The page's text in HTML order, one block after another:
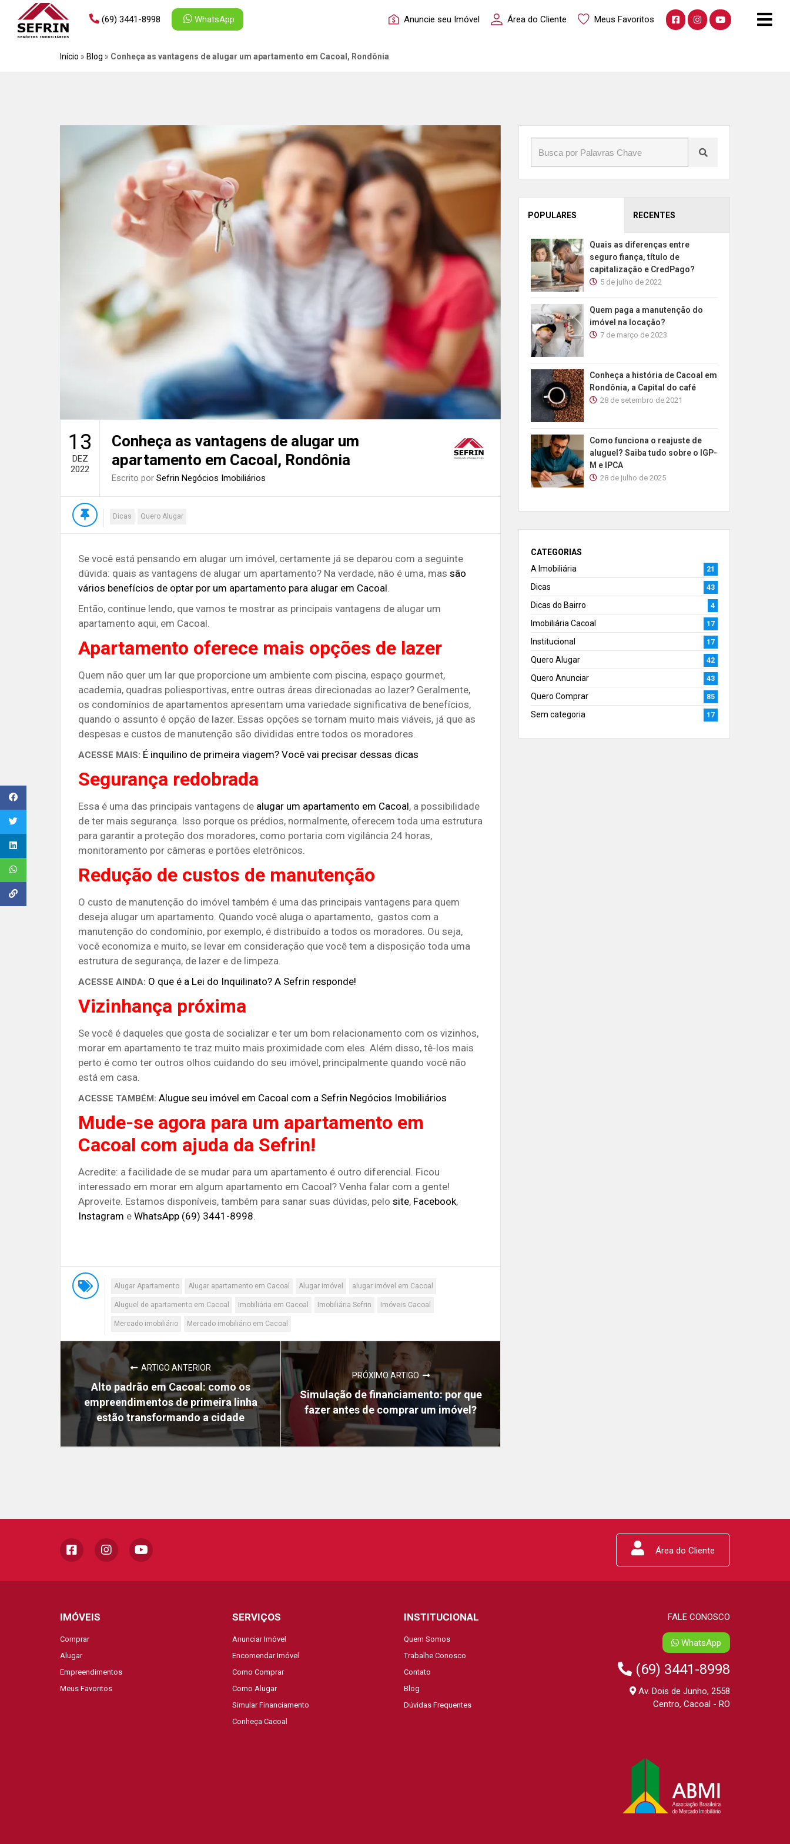
(69) 3441-8998 WhatsApp Anuncie seu Imóvel Área do Cliente Meus Favoritos
Início » Blog » Conheça as vantagens de alugar um apartamento em Cacoal, Rondônia
13
DEZ
2022
Conheça as vantagens de alugar um
apartamento em Cacoal, Rondônia
Escrito por Sefrin Negócios Imobiliários
Dicas Quero Alugar
Se você está pensando em alugar um imóvel, certamente já se deparou com a seguinte
dúvida: quais as vantagens de alugar um apartamento? Na verdade, não é uma, mas são
vários benefícios de optar por um apartamento para alugar em Cacoal.
Então, continue lendo, que vamos te mostrar as principais vantagens de alugar um
apartamento aqui, em Cacoal.
Apartamento oferece mais opções de lazer
Quem não quer um lar que proporcione um ambiente com piscina, espaço gourmet,
academia, quadras poliesportivas, entre outras áreas direcionadas ao lazer? Geralmente,
os condomínios de apartamentos apresentam uma variedade significativa de benefícios,
quando o assunto é opção de lazer. Essas opções se tornam muito mais viáveis, já que as
despesas e custos de manutenção são divididas entre todos os moradores.
ACESSE MAIS: É inquilino de primeira viagem? Você vai precisar dessas dicas
Segurança redobrada
Essa é uma das principais vantagens de alugar um apartamento em Cacoal, a possibilidade
de ter mais segurança. Isso porque os prédios, normalmente, oferecem toda uma estrutura
para garantir a proteção dos moradores, como portaria com vigilância 24 horas,
monitoramento por câmeras e portões eletrônicos.
Redução de custos de manutenção
O custo de manutenção do imóvel também é uma das principais vantagens para quem
deseja alugar um apartamento. Quando você aluga o apartamento, gastos com a
manutenção do condomínio, por exemplo, é distribuído a todos os moradores. Ou seja,
você economiza e muito, se levar em consideração que você tem a disposição toda uma
estrutura de segurança, de lazer e de limpeza.
ACESSE AINDA: O que é a Lei do Inquilinato? A Sefrin responde!
Vizinhança próxima
Se você é daqueles que gosta de socializar e ter um bom relacionamento com os vizinhos,
morar em apartamento te traz muito mais proximidade com eles. Além disso, tê-los mais
perto é como ter outros olhos cuidando do seu imóvel, principalmente quando você não
está em casa.
ACESSE TAMBÉM: Alugue seu imóvel em Cacoal com a Sefrin Negócios Imobiliários
Mude-se agora para um apartamento em
Cacoal com ajuda da Sefrin!
Acredite: a facilidade de se mudar para um apartamento é outro diferencial. Ficou
interessado em morar em algum apartamento em Cacoal? Venha falar com a gente!
Aproveite. Estamos disponíveis, também para sanar suas dúvidas, pelo site, Facebook,
Instagram e WhatsApp (69) 3441-8998.
Alugar Apartamento Alugar apartamento em Cacoal Alugar imóvel alugar imóvel em Cacoal
Aluguel de apartamento em Cacoal Imobiliária em Cacoal Imobiliária Sefrin Imóveis Cacoal
Mercado imobiliário Mercado imobiliário em Cacoal
ARTIGO ANTERIOR
Alto padrão em Cacoal: como os
empreendimentos de primeira linha
estão transformando a cidade
PRÓXIMO ARTIGO
Simulação de financiamento: por que
fazer antes de comprar um imóvel?
POPULARES RECENTES
Quais as diferenças entre
seguro fiança, título de
capitalização e CredPago?
5 de julho de 2022
Quem paga a manutenção do
imóvel na locação?
7 de março de 2023
Conheça a história de Cacoal em
Rondônia, a Capital do café
28 de setembro de 2021
Como funciona o reajuste de
aluguel? Saiba tudo sobre o IGP-
M e IPCA
28 de julho de 2025
CATEGORIAS
A Imobiliária
21
Dicas 43
Dicas do Bairro 4
Imobiliária Cacoal 17
Institucional 17
Quero Alugar 42
Quero Anunciar 43
Quero Comprar 85
Sem categoria 17
Área do Cliente
IMÓVEIS
Comprar
Alugar
Empreendimentos
Meus Favoritos
SERVIÇOS
Anunciar Imóvel
Encomendar Imóvel
Como Comprar
Como Alugar
Simular Financiamento
Conheça Cacoal
INSTITUCIONAL
Quem Somos
Trabalhe Conosco
Contato
Blog
Dúvidas Frequentes
FALE CONOSCO
WhatsApp
(69) 3441-8998
Av. Dois de Junho, 2558
Centro, Cacoal - RO